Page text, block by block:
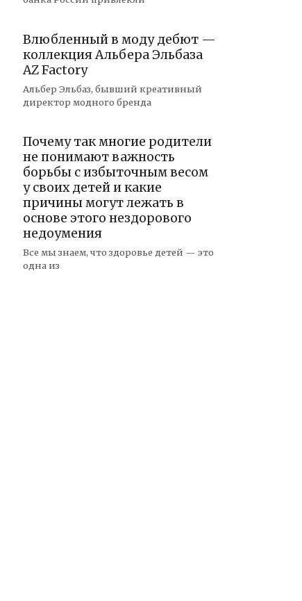
Влюбленный в моду дебют —
коллекция Альбера Эльбаза
AZ Factory
Альбер Эльбаз, бывший креативный
директор модного бренда
Почему так многие родители
не понимают важность
борьбы с избыточным весом
у своих детей и какие
причины могут лежать в
основе этого нездорового
недоумения
Все мы знаем, что здоровье детей — это
одна из